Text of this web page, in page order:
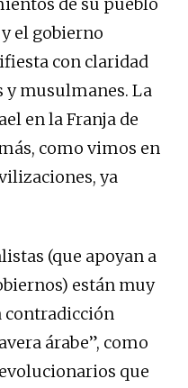
el gobierno
con claridad
y musulmanes. La
en la Franja de
como vimos en
ya
(que apoyan a
están muy
contradicción
árabe”, como
que